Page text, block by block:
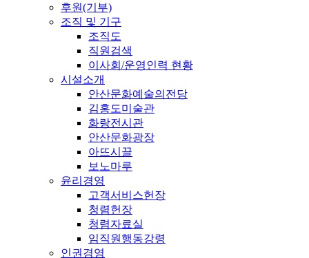
후원(기부)
조직 및 기구
조직도
직원검색
이사회/운영인력 현황
시설소개
안산문화예술의전당
김홍도미술관
화랑전시관
안산문화광장
아뜨시끌
보노마루
윤리경영
고객서비스헌장
청렴헌장
청렴자료실
임직원행동강령
인권경영